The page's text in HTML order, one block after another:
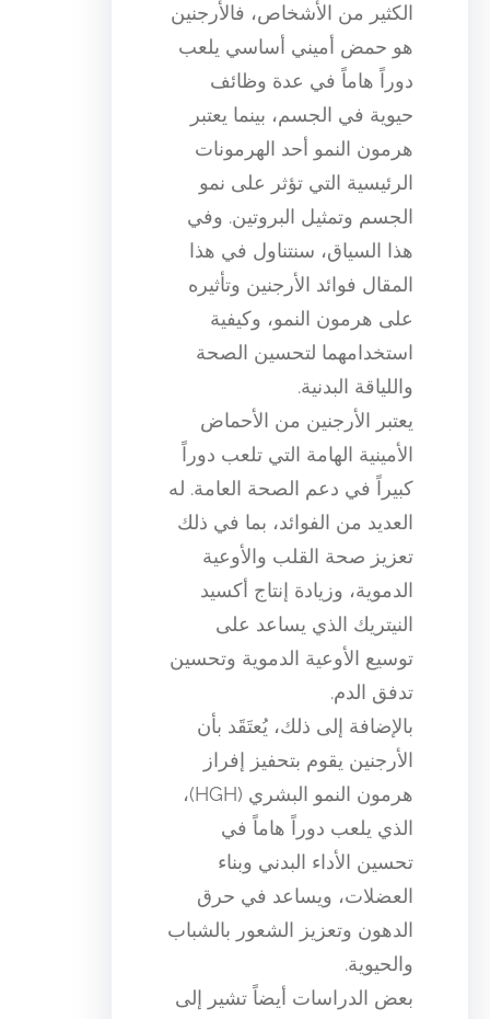
الكثير من الأشخاص، فالأرجنين
هو حمض أميني أساسي يلعب
دوراً هاماً في عدة وظائف
حيوية في الجسم، بينما يعتبر
هرمون النمو أحد الهرمونات
الرئيسية التي تؤثر على نمو
الجسم وتمثيل البروتين. وفي
هذا السياق، سنتناول في هذا
المقال فوائد الأرجنين وتأثيره
على هرمون النمو، وكيفية
استخدامهما لتحسين الصحة
واللياقة البدنية.
يعتبر الأرجنين من الأحماض
الأمينية الهامة التي تلعب دوراً
كبيراً في دعم الصحة العامة. له
العديد من الفوائد، بما في ذلك
تعزيز صحة القلب والأوعية
الدموية، وزيادة إنتاج أكسيد
النيتريك الذي يساعد على
توسيع الأوعية الدموية وتحسين
تدفق الدم.
بالإضافة إلى ذلك، يُعتَقَد بأن
الأرجنين يقوم بتحفيز إفراز
هرمون النمو البشري (HGH)،
الذي يلعب دوراً هاماً في
تحسين الأداء البدني وبناء
العضلات، ويساعد في حرق
الدهون وتعزيز الشعور بالشباب
والحيوية.
بعض الدراسات أيضاً تشير إلى